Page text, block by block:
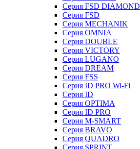
Серия FSD DIAMOND
Серия FSD
Серия MECHANIK
Серия OMNIA
Серия DOUBLE
Серия VICTORY
Серия LUGANO
Серия DREAM
Серия FSS
Серия ID PRO Wi-Fi
Серия ID
Серия OPTIMA
Серия ID PRO
Серия M-SMART
Серия BRAVO
Серия QUADRO
Серия SPRINT